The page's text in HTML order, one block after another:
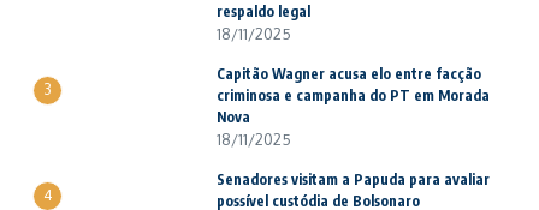
respaldo legal
18/11/2025
3
Capitão Wagner acusa elo entre facção
criminosa e campanha do PT em Morada
Nova
18/11/2025
4
Senadores visitam a Papuda para avaliar
possível custódia de Bolsonaro